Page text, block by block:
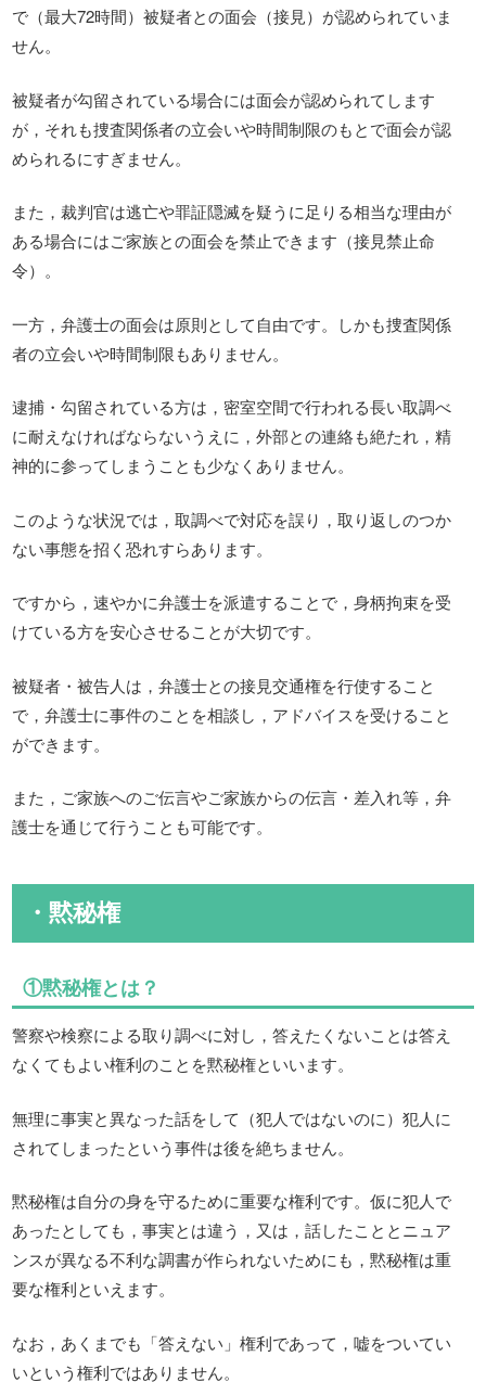
で（最大72時間）被疑者との面会（接見）が認められていま
せん。
被疑者が勾留されている場合には面会が認められてします
が，それも捜査関係者の立会いや時間制限のもとで面会が認
められるにすぎません。
また，裁判官は逃亡や罪証隠滅を疑うに足りる相当な理由が
ある場合にはご家族との面会を禁止できます（接見禁止命
令）。
一方，弁護士の面会は原則として自由です。しかも捜査関係
者の立会いや時間制限もありません。
逮捕・勾留されている方は，密室空間で行われる長い取調べ
に耐えなければならないうえに，外部との連絡も絶たれ，精
神的に参ってしまうことも少なくありません。
このような状況では，取調べで対応を誤り，取り返しのつか
ない事態を招く恐れすらあります。
ですから，速やかに弁護士を派遣することで，身柄拘束を受
けている方を安心させることが大切です。
被疑者・被告人は，弁護士との接見交通権を行使すること
で，弁護士に事件のことを相談し，アドバイスを受けること
ができます。
また，ご家族へのご伝言やご家族からの伝言・差入れ等，弁
護士を通じて行うことも可能です。
・黙秘権
①黙秘権とは？
警察や検察による取り調べに対し，答えたくないことは答え
なくてもよい権利のことを黙秘権といいます。
無理に事実と異なった話をして（犯人ではないのに）犯人に
されてしまったという事件は後を絶ちません。
黙秘権は自分の身を守るために重要な権利です。仮に犯人で
あったとしても，事実とは違う，又は，話したこととニュア
ンスが異なる不利な調書が作られないためにも，黙秘権は重
要な権利といえます。
なお，あくまでも「答えない」権利であって，嘘をついてい
いという権利ではありません。